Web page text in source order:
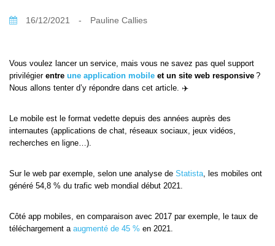
16/12/2021 - Pauline Callies
Vous voulez lancer un service, mais vous ne savez pas quel support
privilégier entre une application mobile et un site web responsive ?
Nous allons tenter d’y répondre dans cet article. ✈️
Le mobile est le format vedette depuis des années auprès des
internautes (applications de chat, réseaux sociaux, jeux vidéos,
recherches en ligne…).
Sur le web par exemple, selon une analyse de Statista, les mobiles ont
généré 54,8 % du trafic web mondial début 2021.
Côté app mobiles, en comparaison avec 2017 par exemple, le taux de
téléchargement a augmenté de 45 % en 2021.